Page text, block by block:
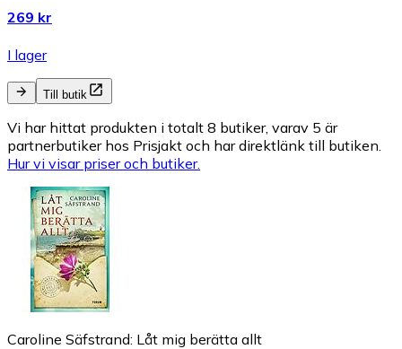
269 kr
I lager
Till butik
Vi har hittat produkten i totalt 8 butiker, varav 5 är
partnerbutiker hos Prisjakt och har direktlänk till butiken.
Hur vi visar priser och butiker.
Caroline Säfstrand: Låt mig berätta allt